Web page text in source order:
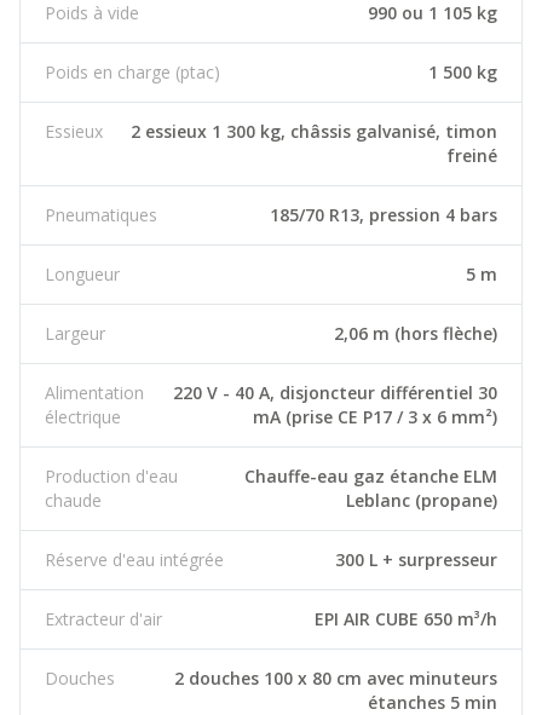
Poids à vide 990 ou 1 105 kg
Poids en charge (ptac) 1 500 kg
Essieux
2 essieux 1 300 kg, châssis galvanisé, timon
freiné
Pneumatiques 185/70 R13, pression 4 bars
Longueur 5 m
Largeur 2,06 m (hors flèche)
Alimentation
électrique
220 V - 40 A, disjoncteur différentiel 30
mA (prise CE P17 / 3 x 6 mm²)
Production d'eau
chaude
Chauffe-eau gaz étanche ELM
Leblanc (propane)
Réserve d'eau intégrée 300 L + surpresseur
Extracteur d'air EPI AIR CUBE 650 m³/h
Douches
2 douches 100 x 80 cm avec minuteurs
étanches 5 min